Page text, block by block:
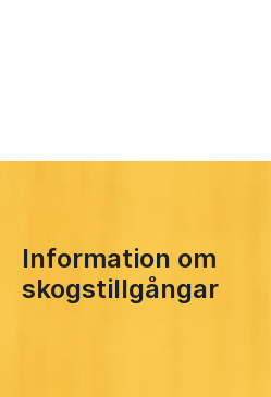
Information om
skogstillgångar